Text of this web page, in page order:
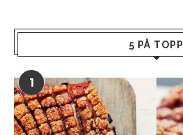
5 PÅ TOPP
1